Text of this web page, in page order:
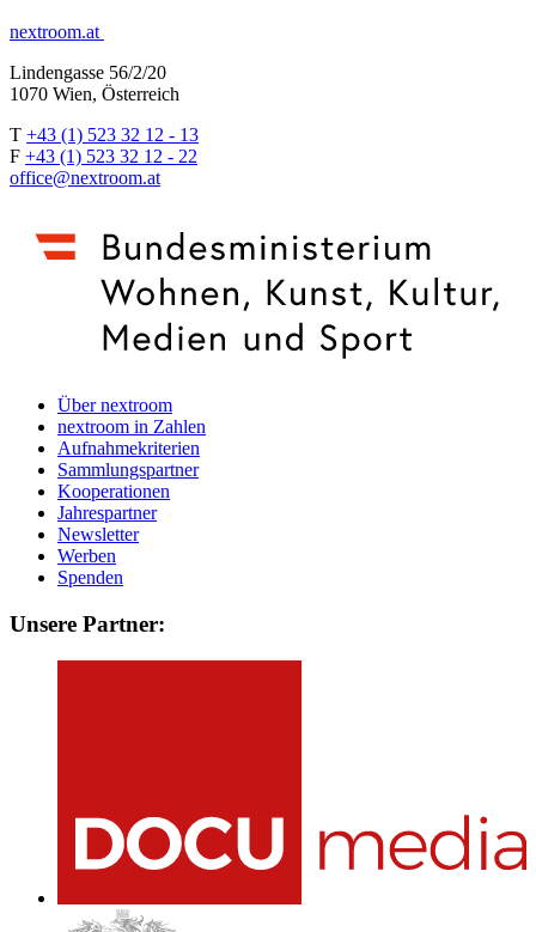
nextroom.at
Lindengasse 56/2/20
1070 Wien, Österreich
T +43 (1) 523 32 12 - 13
F +43 (1) 523 32 12 - 22
office@nextroom.at
Über nextroom
nextroom in Zahlen
Aufnahmekriterien
Sammlungspartner
Kooperationen
Jahrespartner
Newsletter
Werben
Spenden
Unsere Partner: